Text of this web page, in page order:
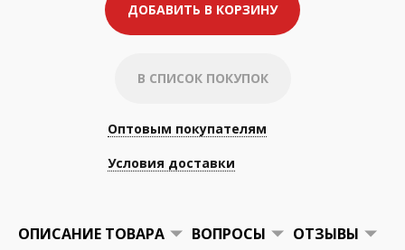
ДОБАВИТЬ В КОРЗИНУ
В СПИСОК ПОКУПОК
Оптовым покупателям
Условия доставки
ОПИСАНИЕ ТОВАРА ВОПРОСЫ ОТЗЫВЫ